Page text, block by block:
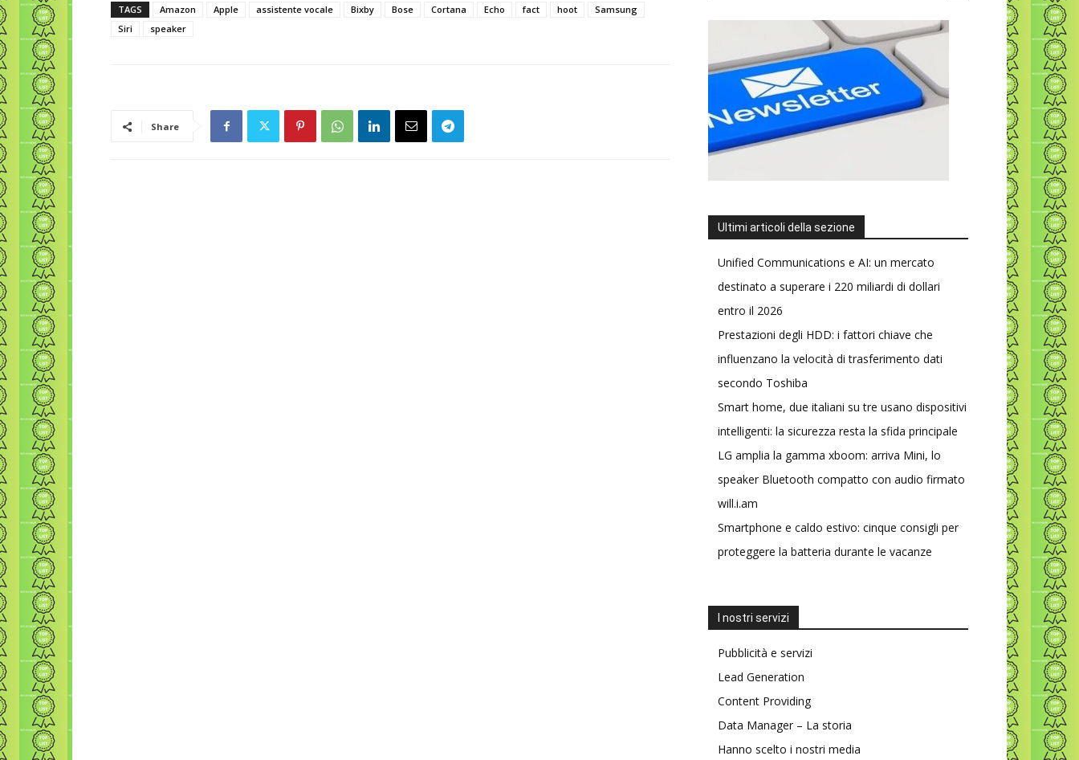
TAGS Amazon Apple assistente vocale Bixby Bose Cortana Echo fact hoot
Samsung
Siri
speaker
Share
Ultimi articoli della sezione
Unified Communications e AI: un mercato
destinato a superare i 220 miliardi di dollari
entro il 2026
Prestazioni degli HDD: i fattori chiave che
influenzano la velocità di trasferimento dati
secondo Toshiba
Smart home, due italiani su tre usano dispositivi
intelligenti: la sicurezza resta la sfida principale
LG amplia la gamma xboom: arriva Mini, lo
speaker Bluetooth compatto con audio firmato
will.i.am
Smartphone e caldo estivo: cinque consigli per
proteggere la batteria durante le vacanze
I nostri servizi
Pubblicità e servizi
Lead Generation
Content Providing
Data Manager – La storia
Hanno scelto i nostri media